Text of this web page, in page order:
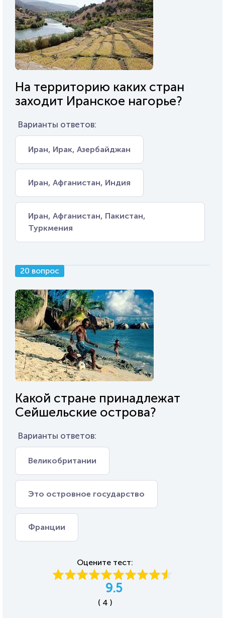
На территорию каких стран
заходит Иранское нагорье?
Варианты ответов:
Иран, Ирак, Азербайджан
Иран, Афганистан, Индия
Иран, Афганистан, Пакистан,
Туркмения
20 вопрос
Какой стране принадлежат
Сейшельские острова?
Варианты ответов:
Великобритании
Это островное государство
Франции
Оцените тест:
9.5
( 4 )